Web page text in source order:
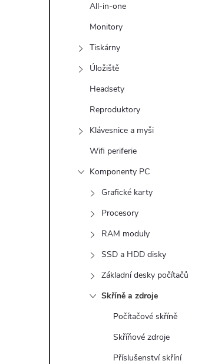
All-in-one
Monitory
Tiskárny
Úložiště
Headsety
Reproduktory
Klávesnice a myši
Wifi periferie
Komponenty PC
Grafické karty
Procesory
RAM moduly
SSD a HDD disky
Základní desky počítačů
Skříně a zdroje
Počítačové skříně
Skříňové zdroje
Příslušenství skříní